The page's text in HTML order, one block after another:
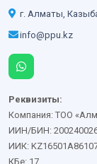
г. Алматы,
info@ppu.kz
Реквизиты:
Компания: ТОО
ИИН/БИН:
ИИК:
КБе: 17